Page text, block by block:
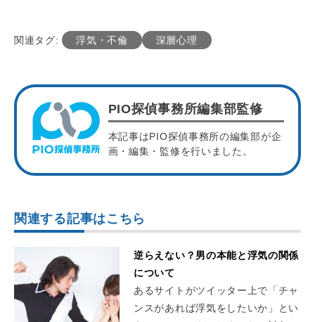
関連タグ: 浮気・不倫 深層心理
PIO探偵事務所編集部監修
本記事はPIO探偵事務所の編集部が企
画・編集・監修を行いました。
関連する記事はこちら
逆らえない？男の本能と浮気の関係
について
あるサイトがツイッター上で「チャ
ンスがあれば浮気をしたいか」とい